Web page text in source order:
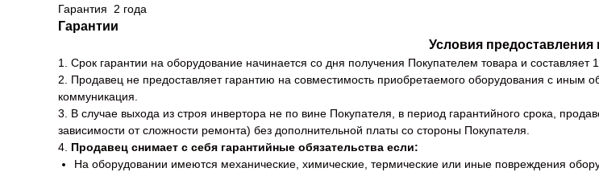
Гарантия 2 года
Гарантии
Условия предоставления
1. Срок гарантии на оборудование начинается со дня получения Покупателем товара и составляет
2. Продавец не предоставляет гарантию на совместимость приобретаемого оборудования с
коммуникация.
3. В случае выхода из строя инвертора не по вине Покупателя, в период гарантийного срока,
зависимости от сложности ремонта) без дополнительной платы со стороны Покупателя.
4. Продавец снимает с себя гарантийные обязательства если:
На оборудовании имеются механические, химические, термические или иные повреждения